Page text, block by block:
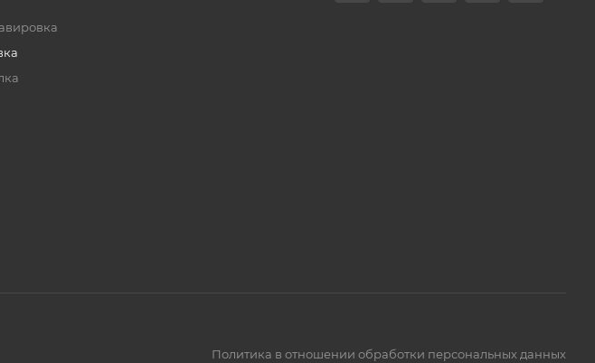
Политика в отношении обработки персональных данных